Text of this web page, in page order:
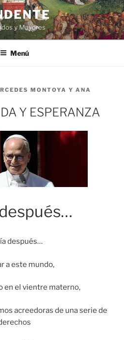
y Mayores
Menú
MONTOYA Y ANA
Y ESPERANZA
después…
a este mundo,
en el vientre materno,
acreedoras de una serie de